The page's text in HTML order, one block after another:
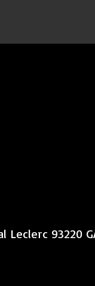
93220